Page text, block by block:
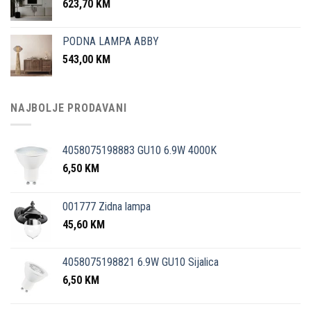
623,70 KM
PODNA LAMPA ABBY
543,00 KM
NAJBOLJE PRODAVANI
4058075198883 GU10 6.9W 4000K
6,50 KM
001777 Zidna lampa
45,60 KM
4058075198821 6.9W GU10 Sijalica
6,50 KM